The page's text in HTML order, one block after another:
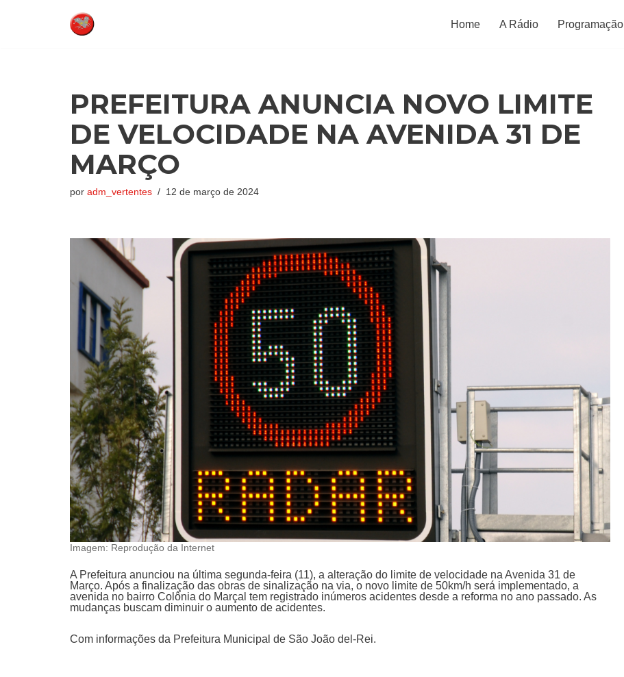
Home A Rádio Programação
PREFEITURA ANUNCIA NOVO LIMITE
DE VELOCIDADE NA AVENIDA 31 DE
MARÇO
por adm_vertentes 12 de março de 2024
Imagem: Reprodução da Internet
A Prefeitura anunciou na última segunda-feira (11), a alteração do limite de velocidade na Avenida 31 de
Março. Após a finalização das obras de sinalização na via, o novo limite de 50km/h será implementado, a
avenida no bairro Colônia do Marçal tem registrado inúmeros acidentes desde a reforma no ano passado. As
mudanças buscam diminuir o aumento de acidentes.
Com informações da Prefeitura Municipal de São João del-Rei.